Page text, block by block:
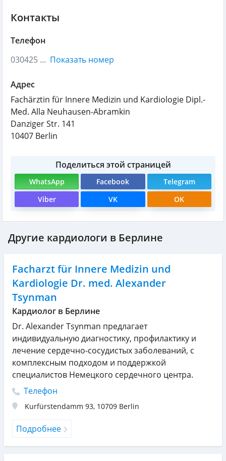
Контакты
Телефон
030425 ... Показать номер
Адрес
Fachärztin für Innere Medizin und Kardiologie Dipl.-
Med. Alla Neuhausen-Abramkin
Danziger Str. 141
10407 Berlin
Поделиться этой страницей
WhatsApp Facebook
Telegram
Viber
VK OK
Другие кардиологи в Берлине
Facharzt für Innere Medizin und
Kardiologie Dr. med. Alexander
Tsynman
Кардиолог в Берлине
Dr. Alexander Tsynman предлагает
индивидуальную диагностику, профилактику и
лечение сердечно-сосудистых заболеваний, с
комплексным подходом и поддержкой
специалистов Немецкого сердечного центра.
Телефон
Kurfürstendamm 93, 10709 Berlin
Подробнее